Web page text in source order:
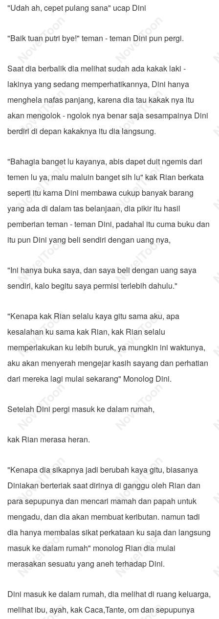
"Udah ah, cepet pulang sana" ucap Dini
"Baik tuan putri bye!" teman - teman Dini pun pergi.
Saat dia berbalik dia melihat sudah ada kakak laki -
lakinya yang sedang memperhatikannya, Dini hanya
menghela nafas panjang, karena dia tau kakak nya itu
akan mengolok - ngolok nya benar saja sesampainya Dini
berdiri di depan kakaknya itu dia langsung.
"Bahagia banget lu kayanya, abis dapet duit ngemis dari
temen lu ya, malu maluin banget sih lu" kak Rian berkata
seperti itu karna Dini membawa cukup banyak barang
yang ada di dalam tas belanjaan, dia pikir itu hasil
pemberian teman - teman Dini, padahal itu cuma buku dan
itu pun Dini yang beli sendiri dengan uang nya,
"Ini hanya buka saya, dan saya beli dengan uang saya
sendiri, kalo begitu saya permisi terlebih dahulu."
"Kenapa kak Rian selalu kaya gitu sama aku, apa
kesalahan ku sama kak Rian, kak Rian selalu
memperlakukan ku lebih buruk, ya mungkin ini waktunya,
aku akan menyerah mengejar kasih sayang dan perhatian
dari mereka lagi mulai sekarang" Monolog Dini.
Setelah Dini pergi masuk ke dalam rumah,
kak Rian merasa heran.
"Kenapa dia sikapnya jadi berubah kaya gitu, biasanya
Diniakan berteriak saat dirinya di ganggu oleh Rian dan
para sepupunya dan mencari mamah dan papah untuk
mengadu, dan dia akan membuat keributan. namun tadi
dia hanya membalas sikat perkataan ku saja dan langsung
masuk ke dalam rumah" monolog Rian dia mulai
merasakan sesuatu yang aneh terhadap Dini.
Dini masuk ke dalam rumah, dia melihat di ruang keluarga,
melihat ibu, ayah, kak Caca,Tante, om dan sepupunya